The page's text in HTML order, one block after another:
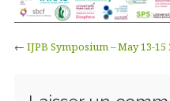
← IJPB Symposium – May 13-15